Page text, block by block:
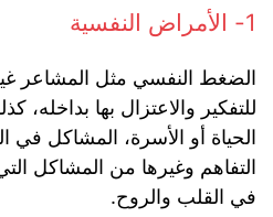
1- الأمراض النفسية
الضغط النفسي مثل المشاعر غير
للتفكير والاعتزال بها بداخله،
الحياة أو الأسرة، المشاكل في
التفاهم وغيرها من المشاكل
في القلب والروح.